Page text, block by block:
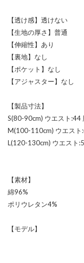
【透け感】透けない
【生地の厚さ】普通
【伸縮性】あり
【裏地】なし
【ポケット】なし
【アジャスター】なし
【製品寸法】
S(80-90cm) ウエスト:44
M(100-110cm) ウエスト
L(120-130cm) ウエスト
【素材】
綿96%
ポリウレタン4%
【モデル】